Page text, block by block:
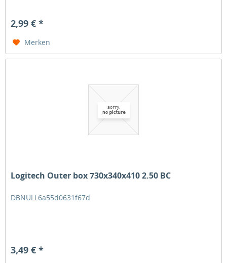
2,99 € *
Merken
Logitech Outer box 730x340x410 2.50 BC
DBNULL6a55d0631f67d
3,49 € *